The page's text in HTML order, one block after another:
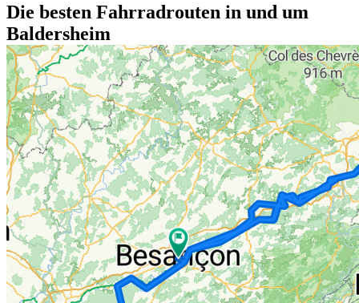
Die besten Fahrradrouten in und um
Baldersheim